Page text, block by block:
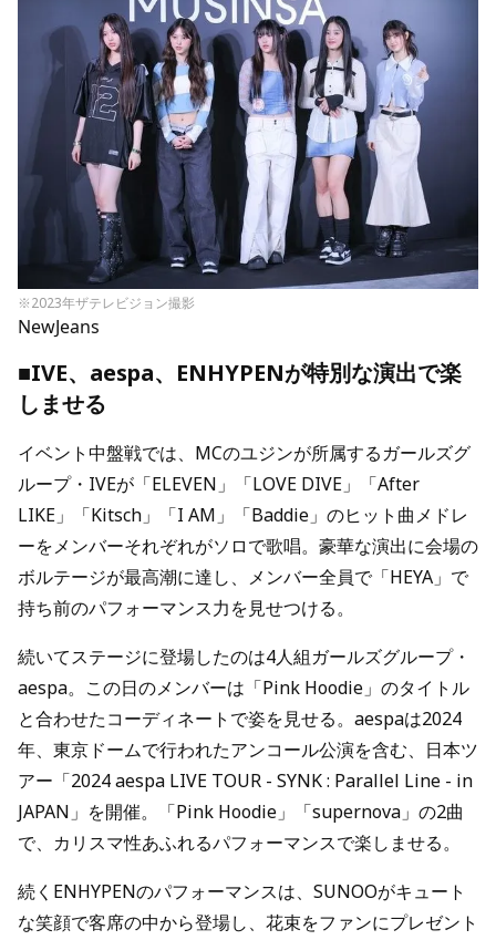
※2023年ザテレビジョン撮影
NewJeans
■IVE、aespa、ENHYPENが特別な演出で楽
しませる
イベント中盤戦では、MCのユジンが所属するガールズグ
ループ・IVEが「ELEVEN」「LOVE DIVE」「After
LIKE」「Kitsch」「I AM」「Baddie」のヒット曲メドレ
ーをメンバーそれぞれがソロで歌唱。豪華な演出に会場の
ボルテージが最高潮に達し、メンバー全員で「HEYA」で
持ち前のパフォーマンス力を見せつける。
続いてステージに登場したのは4人組ガールズグループ・
aespa。この日のメンバーは「Pink Hoodie」のタイトル
と合わせたコーディネートで姿を見せる。aespaは2024
年、東京ドームで行われたアンコール公演を含む、日本ツ
アー「2024 aespa LIVE TOUR - SYNK : Parallel Line - in
JAPAN」を開催。「Pink Hoodie」「supernova」の2曲
で、カリスマ性あふれるパフォーマンスで楽しませる。
続くENHYPENのパフォーマンスは、SUNOOがキュート
な笑顔で客席の中から登場し、花束をファンにプレゼント